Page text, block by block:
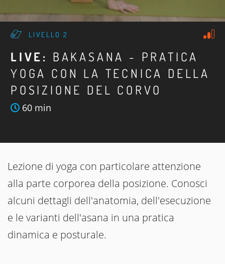
LIVELLO 2
LIVE: BAKASANA - PRATICA
YOGA CON LA TECNICA DELLA
POSIZIONE DEL CORVO
60 min
Lezione di yoga con particolare attenzione
alla parte corporea della posizione. Conosci
alcuni dettagli dell'anatomia, dell'esecuzione
e le varianti dell'asana in una pratica
dinamica e posturale.